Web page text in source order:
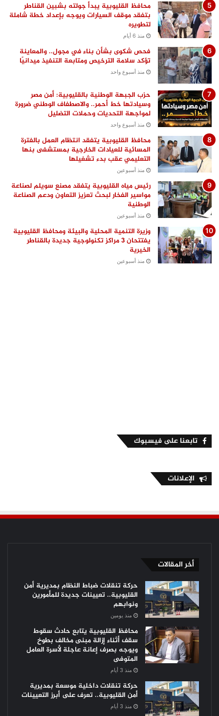
محافظ القليوبية يبدأ جولته بشبين القناطر
بتفقد موقف السيارات ويوجه بإعداد خطة شاملة
لتطويره
منذ 6 أيام
فحص شكوى بشأن بناء في مجول.. والمعاينة
تؤكد سلامة الترخيص ومتابعة التنفيذ ميدانيًا
منذ أسبوع واحد
حزب الجبهة الوطنية بالقليوبية: أمن مصر
وسيادتها خط أحمر.. والاصطفاف الوطني ضرورة
لمواجهة التحديات وحملات التضليل
منذ أسبوع واحد
محافظ القليوبية يتفقد انتظام العمل بالفترة
المسائية للعيادات الخارجية بمستشفى بنها
التعليمي عقب بدء تشغيلها
منذ أسبوعين
رئيس مياه القليوبية يتفقد مصنع سويلم لصناعة
مواسير الفخار لبحث تعزيز التعاون ودعم الصناعة
الوطنية
منذ أسبوعين
وزيرة التنمية المحلية والبيئة ومحافظ القليوبية
يفتتحان 3 مراكز تكنولوجية جديدة بالقناطر
الخيرية
منذ أسبوعين
تابعنا على فيسبوك
الإعلانات
أخر المقالات
حركة تنقلات ضباط النظام بمديرية أمن
القليوبية.. تعيينات جديدة للمأمورين
ونوابهم
منذ يومين
محافظ القليوبية يتابع حادث سقوط
سقف أثناء إزالة مبنى مخالف بطوخ
ويوجه بصرف إعانة عاجلة لأسرة العامل
المتوفى
منذ 3 أيام
حركة تنقلات داخلية موسعة بمديرية
أمن القليوبية.. تعرف على أبرز التعيينات
منذ 3 أيام